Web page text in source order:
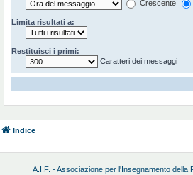
Crescente
Limita risultati a:
Restituisci i primi:
Caratteri dei messaggi
Indice
A.I.F. - Associazione per l'Insegnamento della